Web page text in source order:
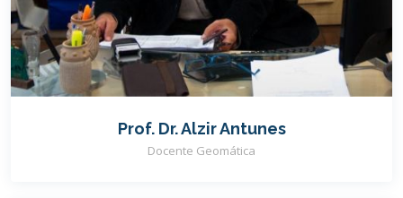
Prof. Dr. Alzir Antunes
Docente Geomática